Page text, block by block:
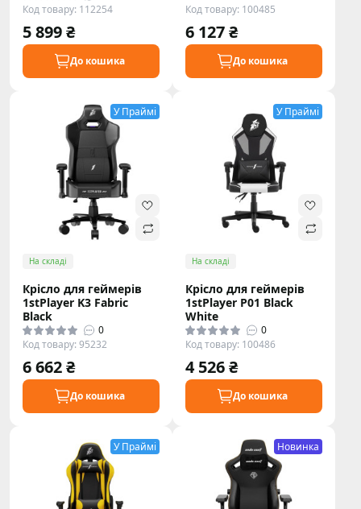
Код товару: 112254
5 899 ₴
До кошика
Код товару: 100485
6 127 ₴
До кошика
У Праймі
На складі
Крісло для геймерів
1stPlayer K3 Fabric
Black
0
Код товару: 95232
6 662 ₴
До кошика
У Праймі
На складі
Крісло для геймерів
1stPlayer P01 Black
White
0
Код товару: 100486
4 526 ₴
До кошика
У Праймі Новинка